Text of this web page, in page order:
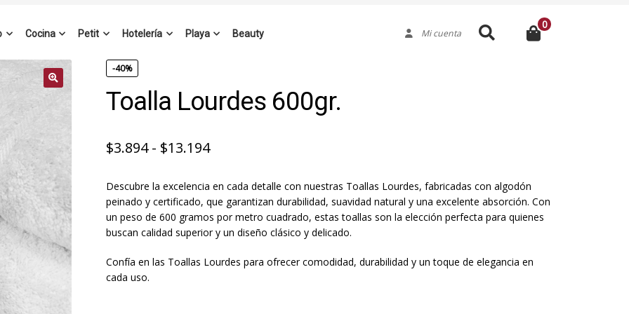
Cocina Petit Hotelería Playa Beauty Mi cuenta Buscar 0
-40%
Toalla Lourdes 600gr.
$3.894 - $13.194Rango
precios:
desde
$3.894
hasta
Descubre la excelencia en cada detalle con nuestras Toallas Lourdes, fabricadas con algodón
peinado y certificado, que garantizan durabilidad, suavidad natural y una excelente absorción. Con
un peso de 600 gramos por metro cuadrado, estas toallas son la elección perfecta para quienes
buscan calidad superior y un diseño clásico y delicado.
Confía en las Toallas Lourdes para ofrecer comodidad, durabilidad y un toque de elegancia en
cada uso.